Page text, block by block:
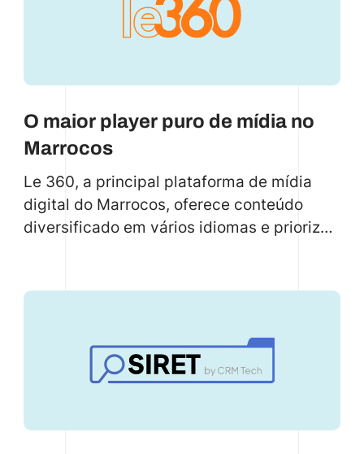
acabou impulsionando o crescimento das
O maior player puro de mídia no
Marrocos
Le 360, a principal plataforma de mídia
digital do Marrocos, oferece conteúdo
diversificado em vários idiomas e prioriza
um desenvolvimento mais rápido e melhor